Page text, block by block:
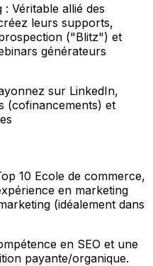
Véritable allié des
leurs supports,
("Blitz") et
générateurs
sur LinkedIn,
(cofinancements) et
10 Ecole de commerce,
en marketing
(idéalement dans
en SEO et une
payante/organique.